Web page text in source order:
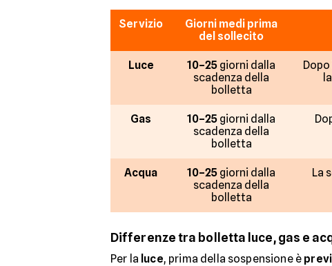
Servizio
Giorni medi prima
del sollecito
Luce 10–25 giorni dalla
scadenza della
bolletta
Gas 10–25 giorni dalla
scadenza della
bolletta
Acqua 10–25 giorni dalla
scadenza della
bolletta
La
Differenze tra bolletta luce, gas e
Per la luce, prima della sospensione è